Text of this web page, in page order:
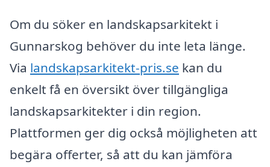
Om du söker en landskapsarkitekt i
Gunnarskog behöver du inte leta länge.
Via landskapsarkitekt-pris.se kan du
enkelt få en översikt över tillgängliga
landskapsarkitekter i din region.
Plattformen ger dig också möjligheten att
begära offerter, så att du kan jämföra